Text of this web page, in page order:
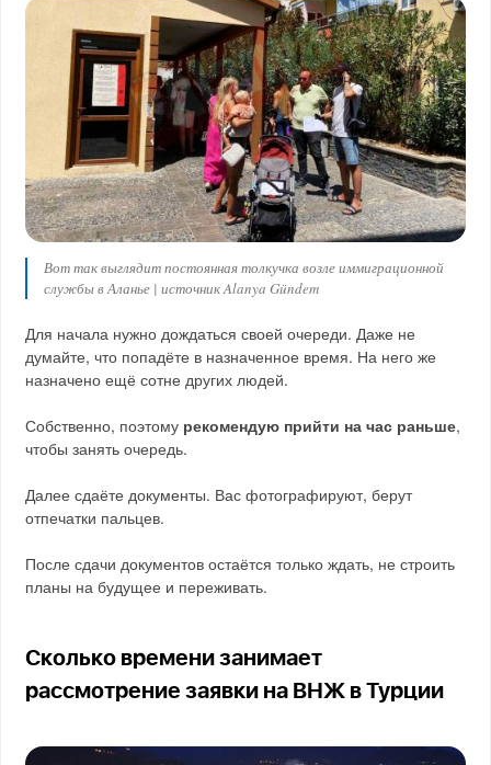
Вот так выглядит постоянная толкучка возле иммиграционной
службы в Аланье | источник Alanya Gündem
Для начала нужно дождаться своей очереди. Даже не
думайте, что попадёте в назначенное время. На него же
назначено ещё сотне других людей.
Собственно, поэтому рекомендую прийти на час раньше,
чтобы занять очередь.
Далее сдаёте документы. Вас фотографируют, берут
отпечатки пальцев.
После сдачи документов остаётся только ждать, не строить
планы на будущее и переживать.
Сколько времени занимает
рассмотрение заявки на ВНЖ в Турции